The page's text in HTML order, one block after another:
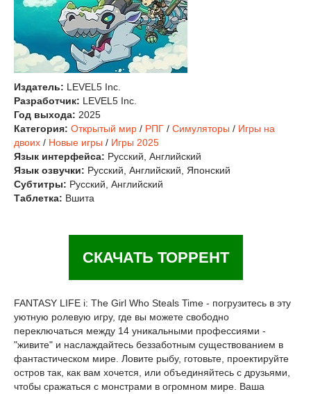
Издатель: LEVEL5 Inc.
Разработчик: LEVEL5 Inc.
Год выхода: 2025
Категория: Открытый мир / РПГ / Симуляторы / Игры на
двоих / Новые игры / Игры 2025
Язык интерфейса: Русский, Английский
Язык озвучки: Русский, Английский, Японский
Субтитры: Русский, Английский
Таблетка: Вшита
СКАЧАТЬ ТОРРЕНТ
FANTASY LIFE i: The Girl Who Steals Time - погрузитесь в эту
уютную ролевую игру, где вы можете свободно
переключаться между 14 уникальными профессиями -
"живите" и наслаждайтесь беззаботным существованием в
фантастическом мире. Ловите рыбу, готовьте, проектируйте
остров так, как вам хочется, или объединяйтесь с друзьями,
чтобы сражаться с монстрами в огромном мире. Ваша